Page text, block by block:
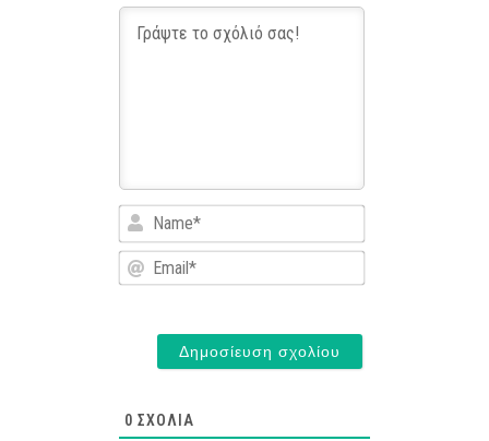
Name*
Email*
0 ΣΧΌΛΙΑ